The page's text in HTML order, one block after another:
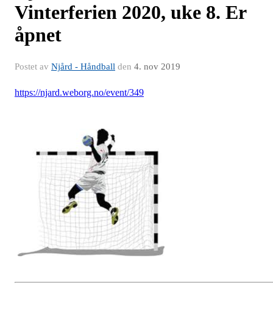
Vinterferien 2020, uke 8. Er
åpnet
Postet av Njård - Håndball den 4. nov 2019
https://njard.weborg.no/event/349